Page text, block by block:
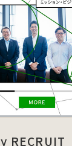
RECRUIT